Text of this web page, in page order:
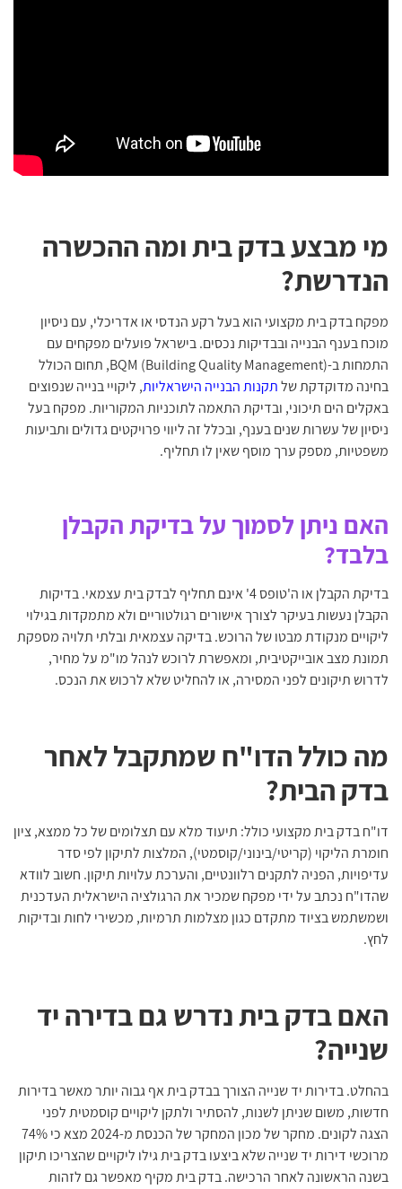
מי מבצע בדק בית ומה ההכשרה
הנדרשת?
מפקח בדק בית מקצועי הוא בעל רקע הנדסי או אדריכלי, עם ניסיון
מוכח בענף הבנייה ובבדיקות נכסים. בישראל פועלים מפקחים עם
התמחות ב-BQM (Building Quality Management), תחום הכולל
בחינה מדוקדקת שלתקנות הבנייה הישראליות, ליקויי בנייה שנפוצים
באקלים הים תיכוני, ובדיקת התאמה לתוכניות המקוריות. מפקח בעל
ניסיון של עשרות שנים בענף, ובכלל זה ליווי פרויקטים גדולים ותביעות
משפטיות, מספק ערך מוסף שאין לו תחליף.
האם ניתן לסמוך על בדיקת הקבלן
בלבד?
בדיקת הקבלן או ה'טופס 4' אינם תחליף לבדק בית עצמאי. בדיקות
הקבלן נעשות בעיקר לצורך אישורים רגולטוריים ולא מתמקדות בגילוי
ליקויים מנקודת מבטו של הרוכש. בדיקה עצמאית ובלתי תלויה מספקת
תמונת מצב אובייקטיבית, ומאפשרת לרוכש לנהל מו"מ על מחיר,
לדרוש תיקונים לפני המסירה, או להחליט שלא לרכוש את הנכס.
מה כולל הדו"ח שמתקבל לאחר
בדק הבית?
דו"ח בדק בית מקצועי כולל: תיעוד מלא עם תצלומים של כל ממצא, ציון
חומרת הליקוי (קריטי/בינוני/קוסמטי), המלצות לתיקון לפי סדר
עדיפויות, הפניה לתקנים רלוונטיים, והערכת עלויות תיקון. חשוב לוודא
שהדו"ח נכתב על ידי מפקח שמכיר את הרגולציה הישראלית העדכנית
ושמשתמש בציוד מתקדם כגון מצלמות תרמיות, מכשירי לחות ובדיקות
לחץ.
האם בדק בית נדרש גם בדירה יד
שנייה?
בהחלט. בדירות יד שנייה הצורך בבדק בית אף גבוה יותר מאשר בדירות
חדשות, משום שניתן לשנות, להסתיר ולתקן ליקויים קוסמטית לפני
הצגה לקונים. מחקר של מכון המחקר של הכנסת
מ-2024 מצא כי 74%
מרוכשי דירות יד שנייה שלא ביצעו בדק בית גילו ליקויים שהצריכו תיקון
בשנה הראשונה לאחר הרכישה. בדק בית מקיף מאפשר גם לזהות